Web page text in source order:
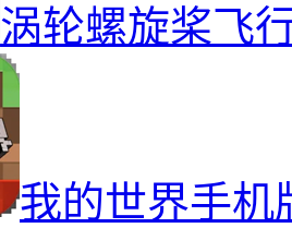
涡轮螺旋桨飞
我的世界手机